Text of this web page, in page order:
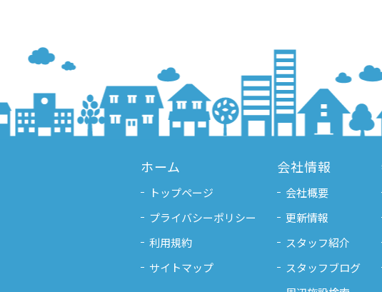
ホーム
トップページ
プライバシーポリシー
利用規約
サイトマップ
会社情報
会社概要
更新情報
スタッフ紹介
スタッフブログ